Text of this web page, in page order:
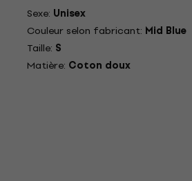
Sexe: Unisex
Couleur selon fabricant: Mid Blue
Taille: S
Matière: Coton doux